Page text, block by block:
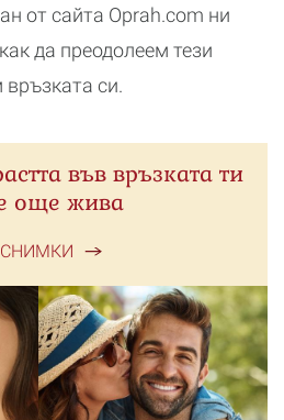
от сайта Оprah.com ни
да преодолеем тези
си.
във връзката ти
още жива
СНИМКИ